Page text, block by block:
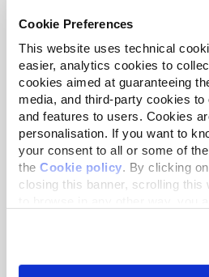
Cookie Preferences
This website uses technical
easier, analytics cookies to
cookies aimed at guaranteeing
media, and third-party cookies
and features to users. Cookies
personalisation. If you want to
your consent to all or some of
the Cookie policy. By clicking
closing this banner, scrolling this
vorgeschlagenen
über das Wohlergehen
Katzen und deren
vorzuschlagen. Ziel ist es,
erlassen, die genaue
Menschen) ab der Geburt
Katzen festlegen und
entgegenwirken, das ihre
verletzt.